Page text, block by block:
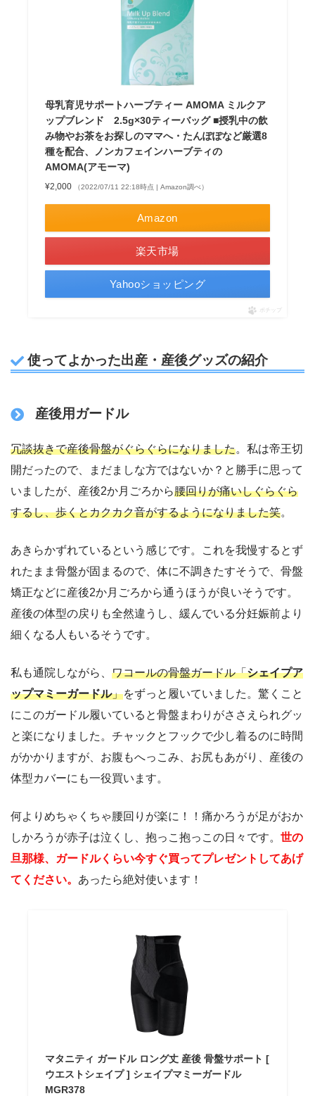
母乳育児サポートハーブティー AMOMA ミルクア
ップブレンド 2.5g×30ティーバッグ ■授乳中の飲
み物やお茶をお探しのママへ・たんぽぽなど厳選8
種を配合、ノンカフェインハーブティの
AMOMA(アモーマ)
¥2,000 （2022/07/11 22:18時点 | Amazon調べ）
Amazon
楽天市場
Yahooショッピング
ポチップ
使ってよかった出産・産後グッズの紹介
産後用ガードル
冗談抜きで産後骨盤がぐらぐらになりました。私は帝王切
開だったので、まだましな方ではないか？と勝手に思って
いましたが、産後2か月ごろから腰回りが痛いしぐらぐら
するし、歩くとカクカク音がするようになりました笑。
あきらかずれているという感じです。これを我慢するとず
れたまま骨盤が固まるので、体に不調きたすそうで、骨盤
矯正などに産後2か月ごろから通うほうが良いそうです。
産後の体型の戻りも全然違うし、緩んでいる分妊娠前より
細くなる人もいるそうです。
私も通院しながら、 ワコールの骨盤ガードル「シェイプア
ップマミーガードル」をずっと履いていました。驚くこと
にこのガードル履いていると骨盤まわりがささえられグッ
と楽になりました。チャックとフックで少し着るのに時間
がかかりますが、お腹もへっこみ、お尻もあがり、産後の
体型カバーにも一役買います。
何よりめちゃくちゃ腰回りが楽に！！痛かろうが足がおか
しかろうが赤子は泣くし、抱っこ抱っこの日々です。 世の
旦那様、ガードルくらい今すぐ買ってプレゼントしてあげ
てください。 あったら絶対使います！
マタニティ ガードル ロング丈 産後 骨盤サポート [
ウエストシェイプ ] シェイプマミーガードル
MGR378